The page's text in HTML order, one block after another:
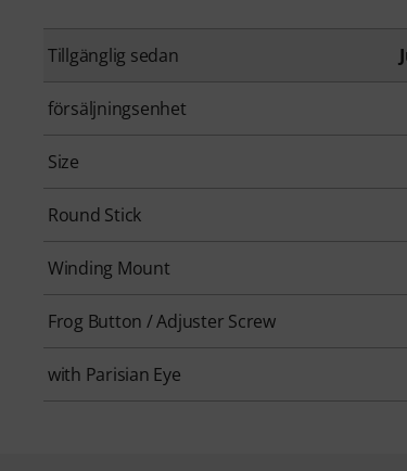
Tillgänglig sedan
försäljningsenhet
Size
Round Stick
Winding Mount
Frog Button / Adjuster Screw
with Parisian Eye